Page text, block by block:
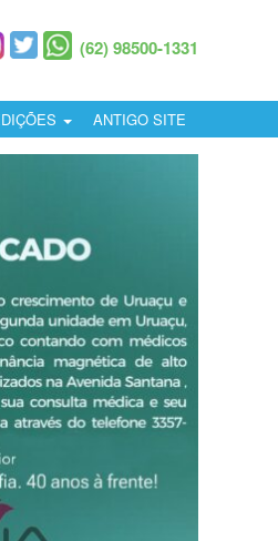
(62) 98500-1331
ANTIGO SITE